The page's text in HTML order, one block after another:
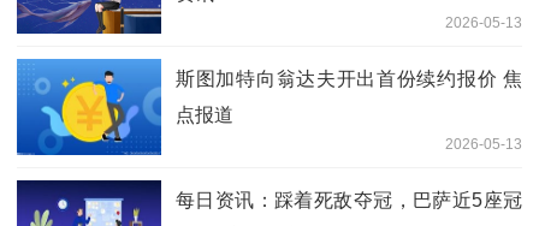
2026-05-13
斯图加特向翁达夫开出首份续约报价 焦
点报道
2026-05-13
每日资讯：踩着死敌夺冠，巴萨近5座冠